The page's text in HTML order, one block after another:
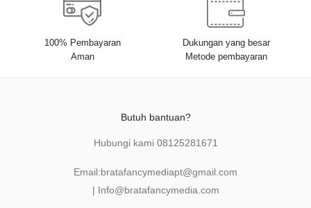
100% Pembayaran
Aman
Dukungan yang besar
Metode pembayaran
Butuh bantuan?
Hubungi kami 08125281671
Email:bratafancymediapt@gmail.com
| Info@bratafancymedia.com